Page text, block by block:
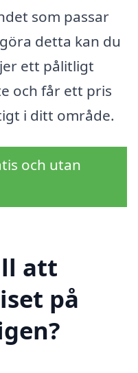
som passar
detta kan du
ett pålitligt
och får ett pris
i ditt område.
och utan
att
på